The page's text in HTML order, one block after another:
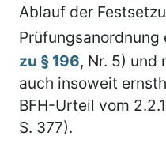
Ablauf der
Prüfungsanordnung
zu § 196, Nr. 5) und
auch insoweit
BFH-Urteil vom
S. 377).